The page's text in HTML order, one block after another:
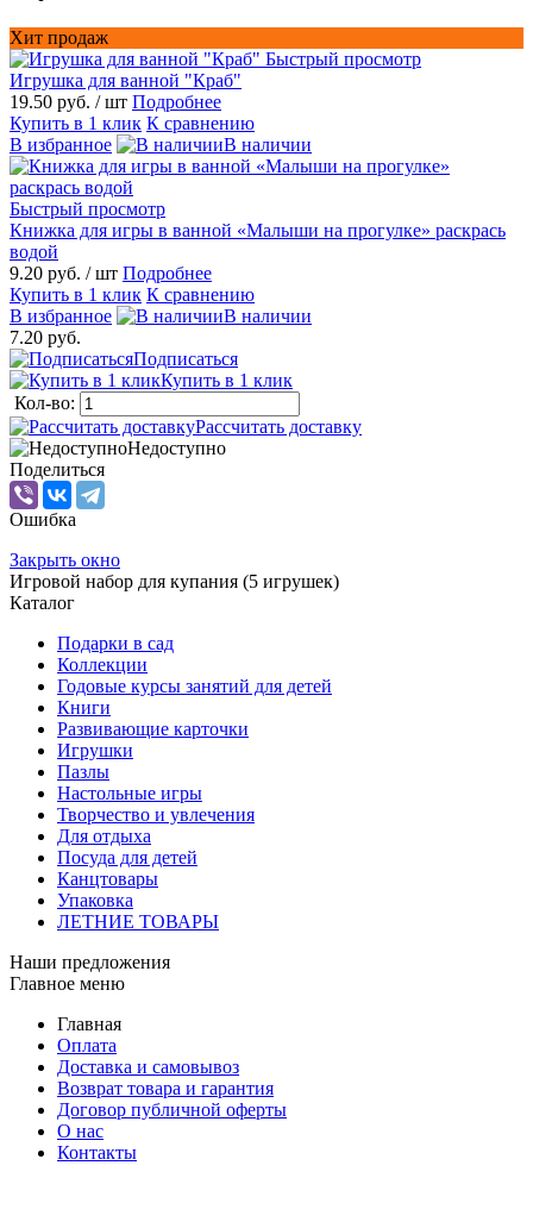
Хит продаж
Быстрый просмотр
Игрушка для ванной "Краб"
19.50 руб. / шт Подробнее
Купить в 1 клик К сравнению
В избранное
В наличии
Быстрый просмотр
Книжка для игры в ванной «Малыши на прогулке» раскрась
водой
9.20 руб. / шт Подробнее
Купить в 1 клик К сравнению
В избранное
В наличии
7.20 руб.
Подписаться
Купить в 1 клик
Кол-во:
Рассчитать доставку
Недоступно
Поделиться
Ошибка
Закрыть окно
Игровой набор для купания (5 игрушек)
Каталог
Подарки в сад
Коллекции
Годовые курсы занятий для детей
Книги
Развивающие карточки
Игрушки
Пазлы
Настольные игры
Творчество и увлечения
Для отдыха
Посуда для детей
Канцтовары
Упаковка
ЛЕТНИЕ ТОВАРЫ
Наши предложения
Главное меню
Главная
Оплата
Доставка и самовывоз
Возврат товара и гарантия
Договор публичной оферты
О нас
Контакты